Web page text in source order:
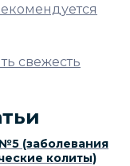
свежесть
(заболевания
колиты)